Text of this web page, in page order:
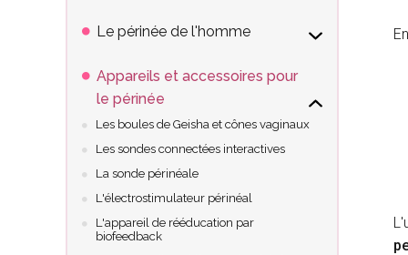
Le périnée de l'homme
Appareils et accessoires pour
le périnée
Les boules de Geisha et cônes vaginaux
Les sondes connectées interactives
La sonde périnéale
L'électrostimulateur périnéal
L'appareil de rééducation par
biofeedback